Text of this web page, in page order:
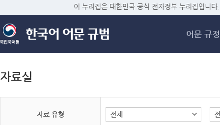
메
이 누리집은 대한민국 공식 전자정부 누리집입니다.
어문 규정
자료실
자료 유형